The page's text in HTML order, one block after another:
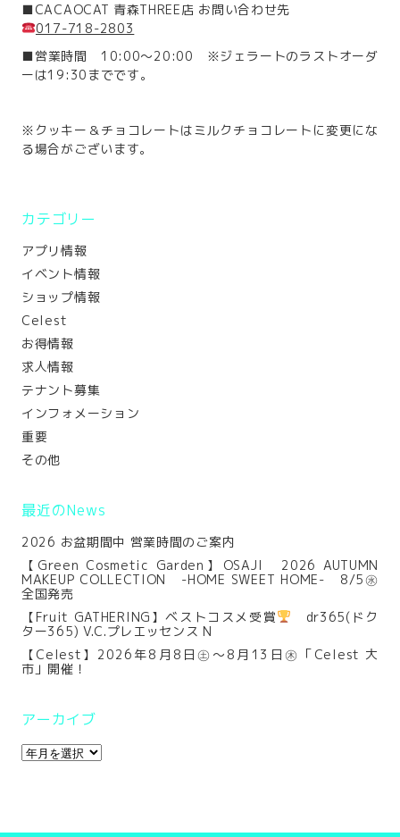
■CACAOCAT 青森THREE店 お問い合わせ先
017-718-2803
■営業時間 10:00～20:00 ※ジェラートのラストオーダ
ーは19:30までです。
※クッキー＆チョコレートはミルクチョコレートに変更にな
る場合がございます。
カテゴリー
アプリ情報
イベント情報
ショップ情報
Celest
お得情報
求人情報
テナント募集
インフォメーション
重要
その他
最近のNews
2026 お盆期間中 営業時間のご案内
【Green Cosmetic Garden】OSAJI 2026 AUTUMN
MAKEUP COLLECTION -HOME SWEET HOME- 8/5㊌
全国発売
【Fruit GATHERING】ベストコスメ受賞
dr365(ドク
ター365) V.C.プレエッセンス N
【Celest】2026年8月8日㊏～8月13日㊍「Celest 大
市」開催！
アーカイブ